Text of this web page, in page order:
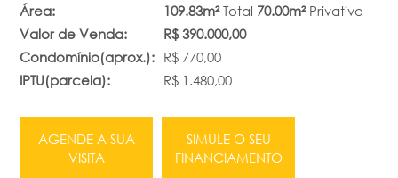
Área:
109.83m²Total 70.00m²Privativo
Valor de Venda:
R$ 390.000,00
Condomínio(aprox.):
R$ 770,00
IPTU(parcela):
R$ 1.480,00
AGENDE A SUA
VISITA
SIMULE O SEU
FINANCIAMENTO